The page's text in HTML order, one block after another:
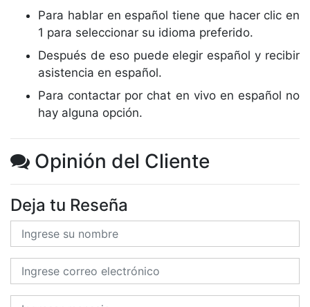
Para hablar en español tiene que hacer clic en
1 para seleccionar su idioma preferido.
Después de eso puede elegir español y recibir
asistencia en español.
Para contactar por chat en vivo en español no
hay alguna opción.
Opinión del Cliente
Deja tu Reseña